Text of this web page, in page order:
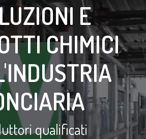
CHIMICI
qualificati
E